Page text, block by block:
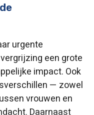
urgente
een grote
impact. Ook
— zowel
vrouwen en
Daarnaast